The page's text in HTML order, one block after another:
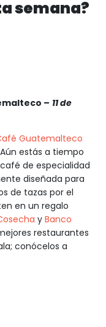
semana?
– 11 de
Guatemalteco
estás a tiempo
de especialidad
diseñada para
de tazas por el
en un regalo
y Banco
restaurantes
conócelos a